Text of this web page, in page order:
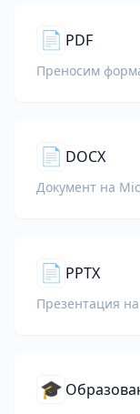
📄 PDF
Преносим
📄 DOCX
Документ на
📄 PPTX
Презентация
🎓